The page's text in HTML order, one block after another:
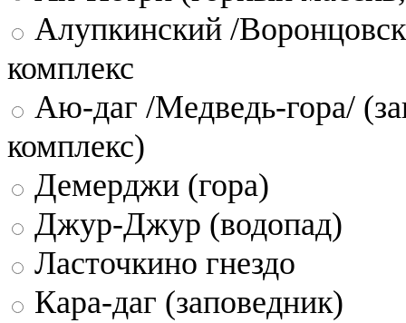
Алупкинский /
комплекс
Аю-даг /Медведь-гора/
комплекс)
Демерджи (гора)
Джур-Джур (водопад)
Ласточкино гнездо
Кара-даг (заповедник)